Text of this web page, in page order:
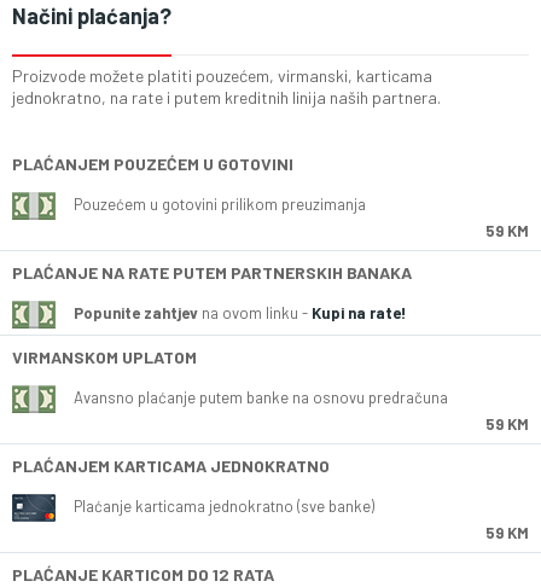
Načini plaćanja?
Proizvode možete platiti pouzećem, virmanski, karticama
jednokratno, na rate i putem kreditnih linija naših partnera.
PLAĆANJEM POUZEĆEM U GOTOVINI
Pouzećem u gotovini prilikom preuzimanja
59 KM
PLAĆANJE NA RATE PUTEM PARTNERSKIH BANAKA
Popunite zahtjev na ovom linku - Kupi na rate!
VIRMANSKOM UPLATOM
Avansno plaćanje putem banke na osnovu predračuna
59 KM
PLAĆANJEM KARTICAMA JEDNOKRATNO
Plaćanje karticama jednokratno (sve banke)
59 KM
PLAĆANJE KARTICOM DO 12 RATA